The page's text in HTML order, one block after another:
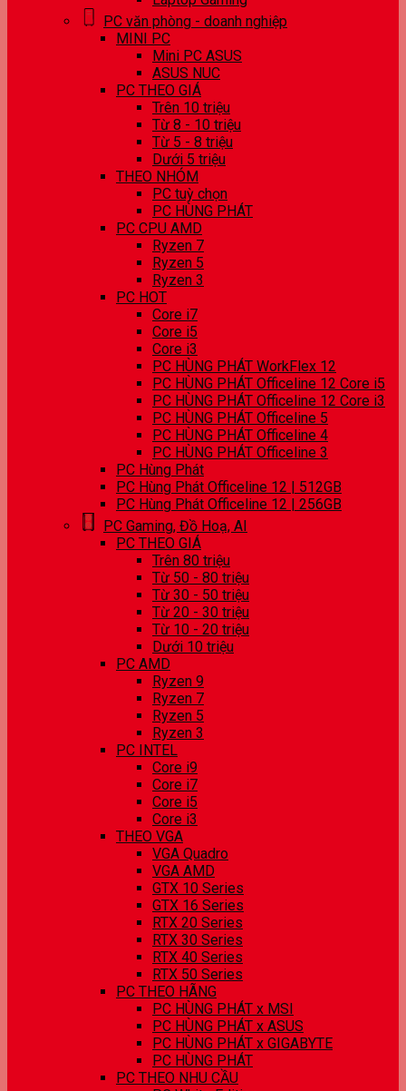
PC văn phòng - doanh nghiệp
MINI PC
Mini PC ASUS
ASUS NUC
PC THEO GIÁ
Trên 10 triệu
Từ 8 - 10 triệu
Từ 5 - 8 triệu
Dưới 5 triệu
THEO NHÓM
PC tuỳ chọn
PC HÙNG PHÁT
PC CPU AMD
Ryzen 7
Ryzen 5
Ryzen 3
PC HOT
Core i7
Core i5
Core i3
PC HÙNG PHÁT WorkFlex 12
PC HÙNG PHÁT Officeline 12 Core i5
PC HÙNG PHÁT Officeline 12 Core i3
PC HÙNG PHÁT Officeline 5
PC HÙNG PHÁT Officeline 4
PC HÙNG PHÁT Officeline 3
PC Hùng Phát
PC Hùng Phát Officeline 12 | 512GB
PC Hùng Phát Officeline 12 | 256GB
PC Gaming, Đồ Hoạ, AI
PC THEO GIÁ
Trên 80 triệu
Từ 50 - 80 triệu
Từ 30 - 50 triệu
Từ 20 - 30 triệu
Từ 10 - 20 triệu
Dưới 10 triệu
PC AMD
Ryzen 9
Ryzen 7
Ryzen 5
Ryzen 3
PC INTEL
Core i9
Core i7
Core i5
Core i3
THEO VGA
VGA Quadro
VGA AMD
GTX 10 Series
GTX 16 Series
RTX 20 Series
RTX 30 Series
RTX 40 Series
RTX 50 Series
PC THEO HÃNG
PC HÙNG PHÁT x MSI
PC HÙNG PHÁT x ASUS
PC HÙNG PHÁT x GIGABYTE
PC HÙNG PHÁT
PC THEO NHU CẦU